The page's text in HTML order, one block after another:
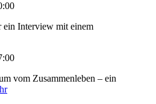
ein Interview mit einem
vom Zusammenleben – ein